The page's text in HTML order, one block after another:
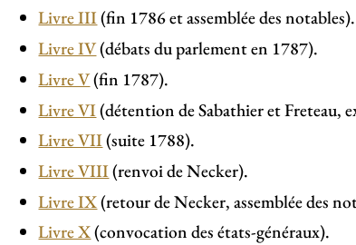
Livre III(fin 1786 et assemblée des notables).
Livre IV(débats du parlement en 1787).
Livre V(fin 1787).
Livre VI(détention de Sabathier et Freteau,
Livre VII(suite 1788).
Livre VIII(renvoi de Necker).
Livre IX(retour de Necker, assemblée des
Livre X(convocation des états-généraux).